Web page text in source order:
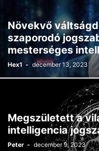
Növekvő
szaporodó
mesterséges
Hex1 - december 13, 2023
Megszületett a
intelligencia
Peter - december 9, 2023